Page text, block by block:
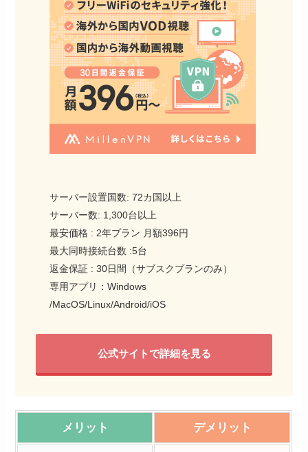
サーバー設置国数: 72カ国以上
サーバー数: 1,300台以上
最安価格 : 2年プラン 月額396円
最大同時接続台数 :5台
返金保証 : 30日間（サブスクプランのみ）
専用アプリ：Windows
/MacOS/Linux/Android/iOS
公式サイトで詳細を見る
メリット デメリット